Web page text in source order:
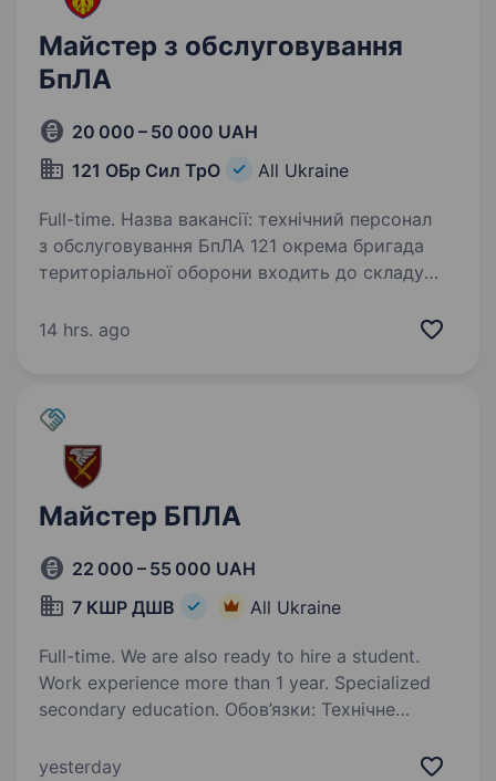
Майстер з обслуговування
БпЛА
20 000 – 50 000 UAH
121 ОБр Сил ТрО
All Ukraine
Full-time. Назва вакансії: технічний персонал
з обслуговування БпЛА 121 окрема бригада
територіальної оборони входить до складу
територіальної оборони з місцем постійної
14 hrs. ago
Майстер БПЛА
22 000 – 55 000 UAH
7 КШР ДШВ
All Ukraine
Full-time. We are also ready to hire a student.
Work experience more than 1 year. Specialized
secondary education. Обов’язки: Технічне
безпілотних літальних апаратів
yesterday